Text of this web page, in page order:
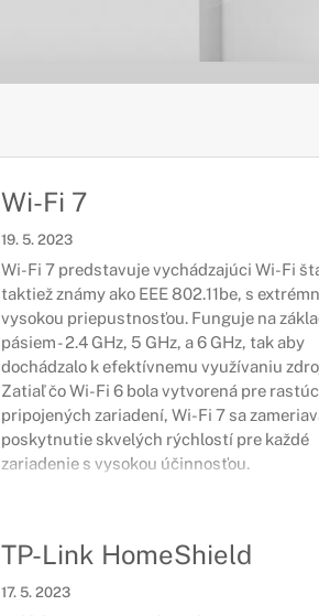
Wi-Fi 7
19. 5. 2023
Wi-Fi 7 predstavuje vychádzajúci Wi-Fi
taktiež známy ako EEE 802.11be, s
vysokou priepustnosťou. Funguje na
pásiem - 2.4 GHz, 5 GHz, a 6 GHz, tak aby
dochádzalo k efektívnemu využívaniu
Zatiaľ čo Wi-Fi 6 bola vytvorená pre
pripojených zariadení, Wi-Fi 7 sa
poskytnutie skvelých rýchlostí pre každé
zariadenie s vysokou účinnosťou.
TP-Link HomeShield
17. 5. 2023